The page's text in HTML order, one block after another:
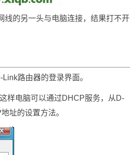
线的另一头与电脑连接，结果打不开
路由器的登录界面。
样电脑可以通过DHCP服务，从D-
地址的设置方法。